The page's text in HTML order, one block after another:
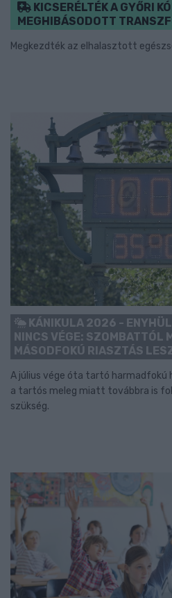
KICSERÉLTÉK A GYŐRI
MEGHIBÁSODOTT
Megkezdték az elhalasztott
KÁNIKULA 2026 - ENYHÜL
NINCS VÉGE: SZOMBATTÓL
MÁSODFOKÚ RIASZTÁS
A július vége óta tartó harmadfokú
a tartós meleg miatt továbbra is
szükség.